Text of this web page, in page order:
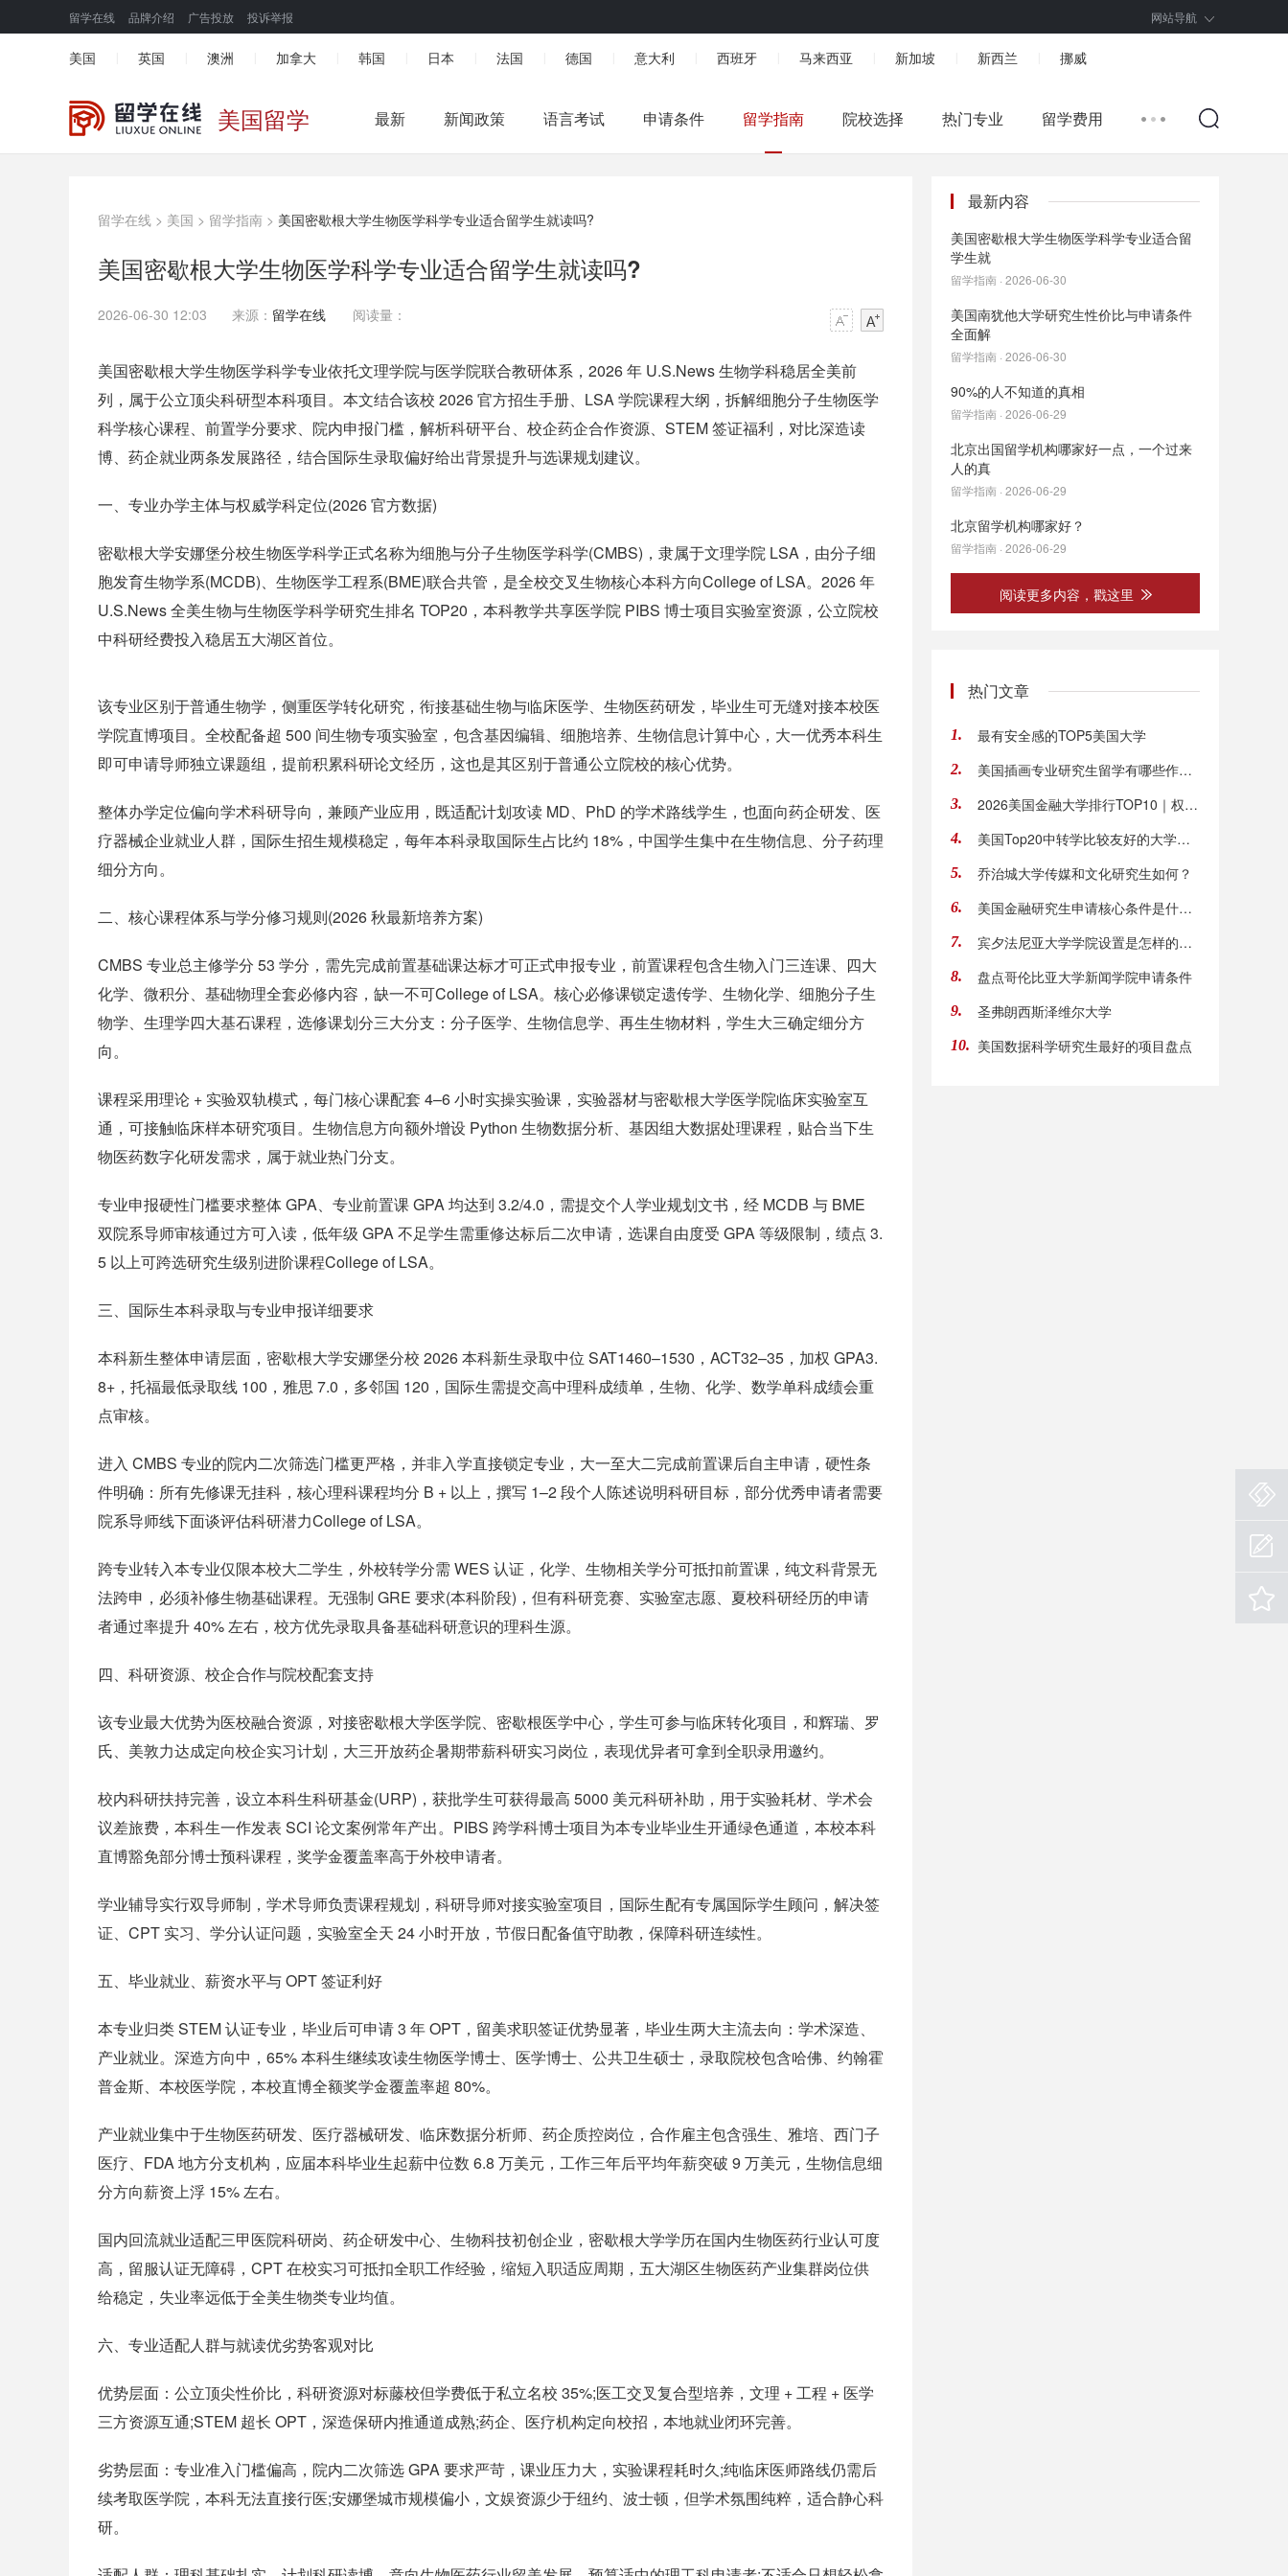
留学在线 品牌介绍 广告投放 投诉举报 网站导航
美国 英国 澳洲 加拿大 韩国 日本 法国 德国 意大利 西班牙 马来西亚 新加坡 新西兰 挪威
美国留学 最新 新闻政策 语言考试 申请条件 留学指南 院校选择 热门专业 留学费用
留学在线 > 美国 > 留学指南 > 美国密歇根大学生物医学科学专业适合留学生就读吗?
美国密歇根大学生物医学科学专业适合留学生就读吗?
2026-06-30 12:03 来源： 留学在线 阅读量：
美国密歇根大学生物医学科学专业依托文理学院与医学院联合教研体系，2026 年 U.S.News 生物学科稳居全美前
列，属于公立顶尖科研型本科项目。本文结合该校 2026 官方招生手册、LSA 学院课程大纲，拆解细胞分子生物医学
科学核心课程、前置学分要求、院内申报门槛，解析科研平台、校企药企合作资源、STEM 签证福利，对比深造读
博、药企就业两条发展路径，结合国际生录取偏好给出背景提升与选课规划建议。
一、专业办学主体与权威学科定位(2026 官方数据)
密歇根大学安娜堡分校生物医学科学正式名称为细胞与分子生物医学科学(CMBS)，隶属于文理学院 LSA，由分子细
胞发育生物学系(MCDB)、生物医学工程系(BME)联合共管，是全校交叉生物核心本科方向College of LSA。2026 年
U.S.News 全美生物与生物医学科学研究生排名 TOP20，本科教学共享医学院 PIBS 博士项目实验室资源，公立院校
中科研经费投入稳居五大湖区首位。
该专业区别于普通生物学，侧重医学转化研究，衔接基础生物与临床医学、生物医药研发，毕业生可无缝对接本校医
学院直博项目。全校配备超 500 间生物专项实验室，包含基因编辑、细胞培养、生物信息计算中心，大一优秀本科生
即可申请导师独立课题组，提前积累科研论文经历，这也是其区别于普通公立院校的核心优势。
整体办学定位偏向学术科研导向，兼顾产业应用，既适配计划攻读 MD、PhD 的学术路线学生，也面向药企研发、医
疗器械企业就业人群，国际生招生规模稳定，每年本科录取国际生占比约 18%，中国学生集中在生物信息、分子药理
细分方向。
二、核心课程体系与学分修习规则(2026 秋最新培养方案)
CMBS 专业总主修学分 53 学分，需先完成前置基础课达标才可正式申报专业，前置课程包含生物入门三连课、四大
化学、微积分、基础物理全套必修内容，缺一不可College of LSA。核心必修课锁定遗传学、生物化学、细胞分子生
物学、生理学四大基石课程，选修课划分三大分支：分子医学、生物信息学、再生生物材料，学生大三确定细分方
向。
课程采用理论 + 实验双轨模式，每门核心课配套 4–6 小时实操实验课，实验器材与密歇根大学医学院临床实验室互
通，可接触临床样本研究项目。生物信息方向额外增设 Python 生物数据分析、基因组大数据处理课程，贴合当下生
物医药数字化研发需求，属于就业热门分支。
专业申报硬性门槛要求整体 GPA、专业前置课 GPA 均达到 3.2/4.0，需提交个人学业规划文书，经 MCDB 与 BME
双院系导师审核通过方可入读，低年级 GPA 不足学生需重修达标后二次申请，选课自由度受 GPA 等级限制，绩点 3.
5 以上可跨选研究生级别进阶课程College of LSA。
三、国际生本科录取与专业申报详细要求
本科新生整体申请层面，密歇根大学安娜堡分校 2026 本科新生录取中位 SAT1460–1530，ACT32–35，加权 GPA3.
8+，托福最低录取线 100，雅思 7.0，多邻国 120，国际生需提交高中理科成绩单，生物、化学、数学单科成绩会重
点审核。
进入 CMBS 专业的院内二次筛选门槛更严格，并非入学直接锁定专业，大一至大二完成前置课后自主申请，硬性条
件明确：所有先修课无挂科，核心理科课程均分 B + 以上，撰写 1–2 段个人陈述说明科研目标，部分优秀申请者需要
院系导师线下面谈评估科研潜力College of LSA。
跨专业转入本专业仅限本校大二学生，外校转学分需 WES 认证，化学、生物相关学分可抵扣前置课，纯文科背景无
法跨申，必须补修生物基础课程。无强制 GRE 要求(本科阶段)，但有科研竞赛、实验室志愿、夏校科研经历的申请
者通过率提升 40% 左右，校方优先录取具备基础科研意识的理科生源。
四、科研资源、校企合作与院校配套支持
该专业最大优势为医校融合资源，对接密歇根大学医学院、密歇根医学中心，学生可参与临床转化项目，和辉瑞、罗
氏、美敦力达成定向校企实习计划，大三开放药企暑期带薪科研实习岗位，表现优异者可拿到全职录用邀约。
校内科研扶持完善，设立本科生科研基金(URP)，获批学生可获得最高 5000 美元科研补助，用于实验耗材、学术会
议差旅费，本科生一作发表 SCI 论文案例常年产出。PIBS 跨学科博士项目为本专业毕业生开通绿色通道，本校本科
直博豁免部分博士预科课程，奖学金覆盖率高于外校申请者。
学业辅导实行双导师制，学术导师负责课程规划，科研导师对接实验室项目，国际生配有专属国际学生顾问，解决签
证、CPT 实习、学分认证问题，实验室全天 24 小时开放，节假日配备值守助教，保障科研连续性。
五、毕业就业、薪资水平与 OPT 签证利好
本专业归类 STEM 认证专业，毕业后可申请 3 年 OPT，留美求职签证优势显著，毕业生两大主流去向：学术深造、
产业就业。深造方向中，65% 本科生继续攻读生物医学博士、医学博士、公共卫生硕士，录取院校包含哈佛、约翰霍
普金斯、本校医学院，本校直博全额奖学金覆盖率超 80%。
产业就业集中于生物医药研发、医疗器械研发、临床数据分析师、药企质控岗位，合作雇主包含强生、雅培、西门子
医疗、FDA 地方分支机构，应届本科毕业生起薪中位数 6.8 万美元，工作三年后平均年薪突破 9 万美元，生物信息细
分方向薪资上浮 15% 左右。
国内回流就业适配三甲医院科研岗、药企研发中心、生物科技初创企业，密歇根大学学历在国内生物医药行业认可度
高，留服认证无障碍，CPT 在校实习可抵扣全职工作经验，缩短入职适应周期，五大湖区生物医药产业集群岗位供
给稳定，失业率远低于全美生物类专业均值。
六、专业适配人群与就读优劣势客观对比
优势层面：公立顶尖性价比，科研资源对标藤校但学费低于私立名校 35%;医工交叉复合型培养，文理 + 工程 + 医学
三方资源互通;STEM 超长 OPT，深造保研内推通道成熟;药企、医疗机构定向校招，本地就业闭环完善。
劣势层面：专业准入门槛偏高，院内二次筛选 GPA 要求严苛，课业压力大，实验课程耗时久;纯临床医师路线仍需后
续考取医学院，本科无法直接行医;安娜堡城市规模偏小，文娱资源少于纽约、波士顿，但学术氛围纯粹，适合静心科
研。
最新内容
美国密歇根大学生物医学科学专业适合留
学生就
留学指南 · 2026-06-30
美国南犹他大学研究生性价比与申请条件
全面解
留学指南 · 2026-06-30
90%的人不知道的真相
留学指南 · 2026-06-29
北京出国留学机构哪家好一点，一个过来
人的真
留学指南 · 2026-06-29
北京留学机构哪家好？
留学指南 · 2026-06-29
阅读更多内容，戳这里
热门文章
1. 最有安全感的TOP5美国大学
2. 美国插画专业研究生留学有哪些作品集条件
3. 2026美国金融大学排行TOP10｜权威榜单+院校特色
4. 美国Top20中转学比较友好的大学有哪些？
5. 乔治城大学传媒和文化研究生如何？
6. 美国金融研究生申请核心条件是什么？
7. 宾夕法尼亚大学学院设置是怎样的？盘点宾夕法
8. 盘点哥伦比亚大学新闻学院申请条件
9. 圣弗朗西斯泽维尔大学
10. 美国数据科学研究生最好的项目盘点